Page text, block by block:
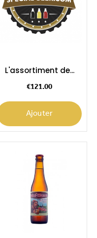
L'assortiment de...
€121.00
Ajouter